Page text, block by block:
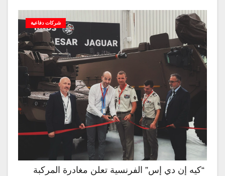
شركات دفاعية
“كيه إن دي إس” الفرنسية تعلن مغادرة المركبة